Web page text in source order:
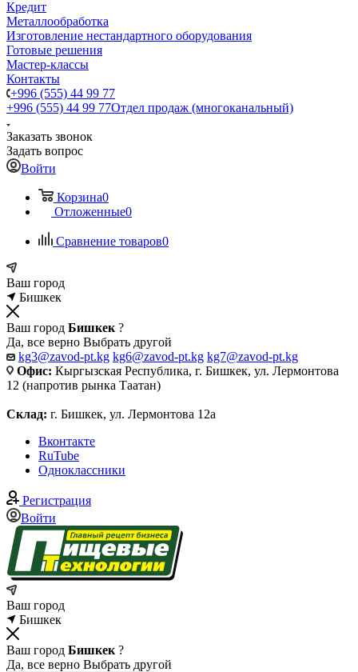
Кредит
Металлообработка
Изготовление нестандартного оборудования
Готовые решения
Мастер-классы
Контакты
+996 (555) 44 99 77
+996 (555) 44 99 77Отдел продаж (многоканальный)
Заказать звонок
Задать вопрос
Войти
Корзина0
Отложенные0
Сравнение товаров0
Ваш город
Бишкек
Ваш город Бишкек ?
Да, все верно Выбрать другой
kg3@zavod-pt.kg kg6@zavod-pt.kg kg7@zavod-pt.kg
Офис: Кыргызская Республика, г. Бишкек, ул. Лермонтова
12 (напротив рынка Таатан)
Склад: г. Бишкек, ул. Лермонтова 12а
Вконтакте
RuTube
Одноклассники
Регистрация
Войти
Ваш город
Бишкек
Ваш город Бишкек ?
Да, все верно Выбрать другой